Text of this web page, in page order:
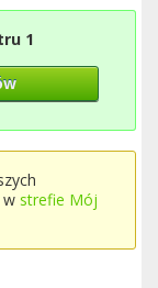
1
w strefie Mój